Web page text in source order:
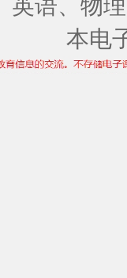
英语、物
本电